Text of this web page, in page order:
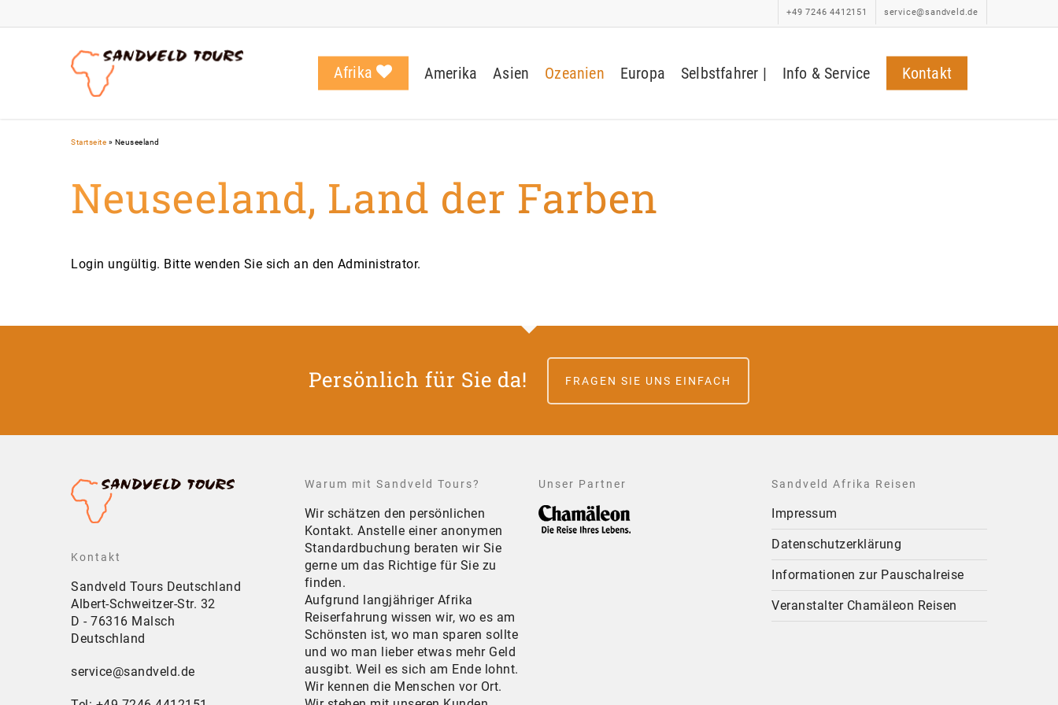
to
+49 7246 4412151 service@sandveld.de
Afrika Amerika Asien Ozeanien Europa Selbstfahrer | Info & Service Kontakt
Startseite » Neuseeland
Neuseeland, Land der Farben
Login ungültig. Bitte wenden Sie sich an den Administrator.
Persönlich für Sie da! FRAGEN SIE UNS EINFACH
Kontakt
Sandveld Tours Deutschland
Albert-Schweitzer-Str. 32
D - 76316 Malsch
Deutschland
service@sandveld.de
Warum mit Sandveld Tours?
Wir schätzen den persönlichen
Kontakt. Anstelle einer anonymen
Standardbuchung beraten wir Sie
gerne um das Richtige für Sie zu
finden.
Aufgrund langjähriger Afrika
Reiserfahrung wissen wir, wo es am
Schönsten ist, wo man sparen sollte
und wo man lieber etwas mehr Geld
ausgibt. Weil es sich am Ende lohnt.
Wir kennen die Menschen vor Ort.
Unser Partner Sandveld Afrika Reisen
Impressum
Datenschutzerklärung
Informationen zur Pauschalreise
Veranstalter Chamäleon Reisen